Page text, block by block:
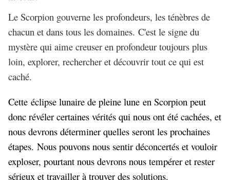
Le Scorpion gouverne les profondeurs, les ténèbres de
chacun et dans tous les domaines. C'est le signe du
mystère qui aime creuser en profondeur toujours plus
loin, explorer, rechercher et découvrir tout ce qui est
caché.
Cette éclipse lunaire de pleine lune en Scorpion peut
donc révéler certaines vérités qui nous ont été cachées, et
nous devrons déterminer quelles seront les prochaines
étapes. Nous pouvons nous sentir déconcertés et vouloir
exploser, pourtant nous devrons nous tempérer et rester
sérieux et travailler à trouver des solutions.